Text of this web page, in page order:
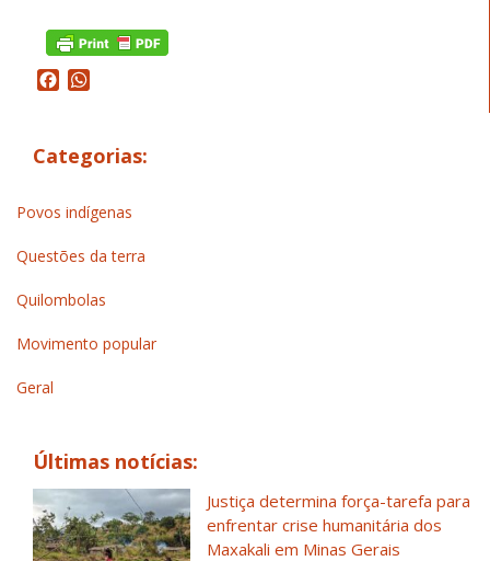
Facebook
Categorias:
Povos indígenas
Questões da terra
Quilombolas
Movimento popular
Geral
Últimas notícias:
Justiça determina força-tarefa para
enfrentar crise humanitária dos
Maxakali em Minas Gerais